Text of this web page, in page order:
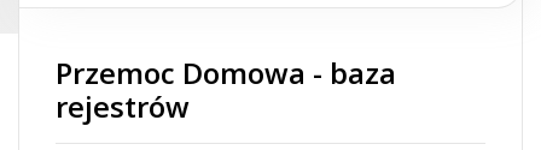
Przemoc Domowa - baza
rejestrów